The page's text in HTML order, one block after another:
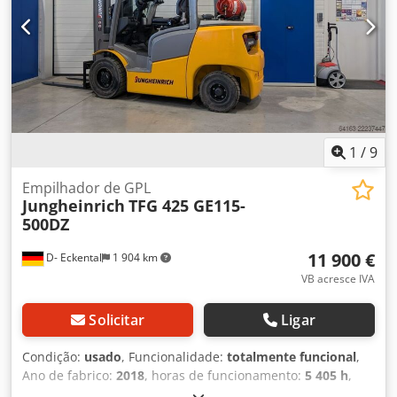
1 /9
D- Eckental 1 904 km
Empilhador de GPL
Jungheinrich TFG 425 GE115-
500DZ
11 900 €
VB acresce IVA
Solicitar Ligar
Condição: usado, Funcionalidade: totalmente funcional,
Ano de fabrico: 2018, horas de funcionamento: 5 405 h,